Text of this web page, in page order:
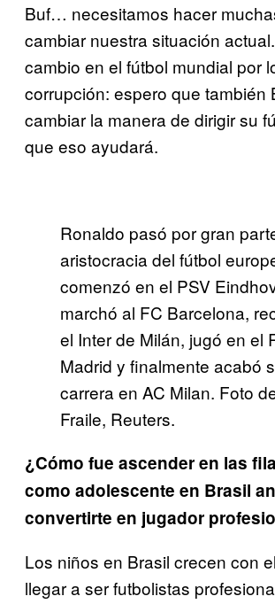
Buf… necesitamos hacer
cambiar nuestra situación
cambio en el fútbol mundial por
corrupción: espero que también
cambiar la manera de dirigir su
que eso ayudará.
Ronaldo pasó por gran
aristocracia del fútbol
comenzó en el PSV
marchó al FC Barcelona,
el Inter de Milán, jugó en el
Madrid y finalmente acabó
carrera en AC Milan. Foto
Fraile, Reuters.
¿Cómo fue ascender en las
como adolescente en Brasil
convertirte en jugador
Los niños en Brasil crecen con
llegar a ser futbolistas